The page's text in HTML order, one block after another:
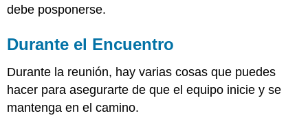
debe posponerse.
Durante el Encuentro
Durante la reunión, hay varias cosas que puedes
hacer para asegurarte de que el equipo inicie y se
mantenga en el camino.